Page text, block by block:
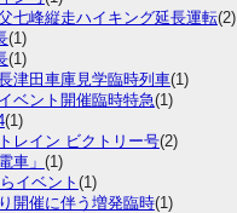
七峰縦走ハイキング延長運転(2)
(1)
(1)
津田車庫見学臨時列車(1)
ベント開催臨時特急(1)
(1)
レイン ビクトリー号(2)
車」 (1)
イベント (1)
開催に伴う増発臨時(1)